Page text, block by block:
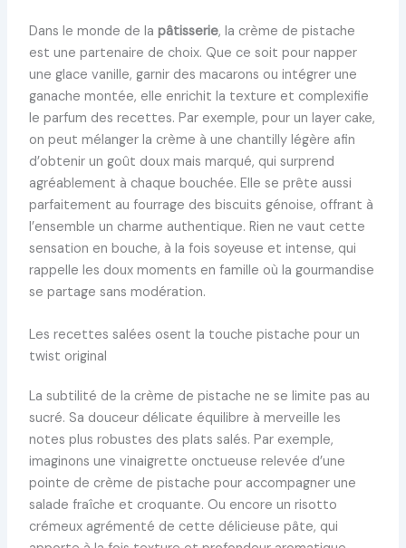
Dans le monde de la pâtisserie, la crème de pistache
est une partenaire de choix. Que ce soit pour napper
une glace vanille, garnir des macarons ou intégrer une
ganache montée, elle enrichit la texture et complexifie
le parfum des recettes. Par exemple, pour un layer cake,
on peut mélanger la crème à une chantilly légère afin
d’obtenir un goût doux mais marqué, qui surprend
agréablement à chaque bouchée. Elle se prête aussi
parfaitement au fourrage des biscuits génoise, offrant à
l’ensemble un charme authentique. Rien ne vaut cette
sensation en bouche, à la fois soyeuse et intense, qui
rappelle les doux moments en famille où la gourmandise
se partage sans modération.
Les recettes salées osent la touche pistache pour un
twist original
La subtilité de la crème de pistache ne se limite pas au
sucré. Sa douceur délicate équilibre à merveille les
notes plus robustes des plats salés. Par exemple,
imaginons une vinaigrette onctueuse relevée d’une
pointe de crème de pistache pour accompagner une
salade fraîche et croquante. Ou encore un risotto
crémeux agrémenté de cette délicieuse pâte, qui